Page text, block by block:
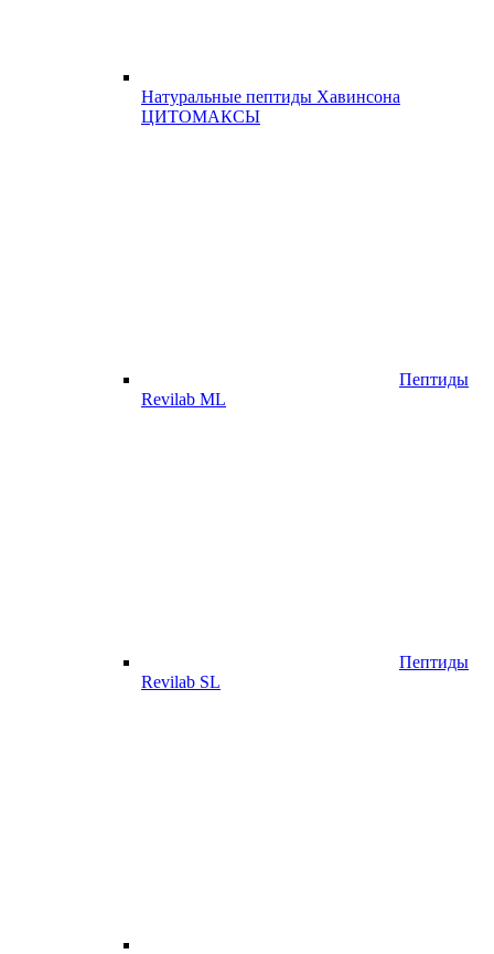
Натуральные пептиды Хавинсона
ЦИТОМАКСЫ
Пептиды
Revilab ML
Пептиды
Revilab SL